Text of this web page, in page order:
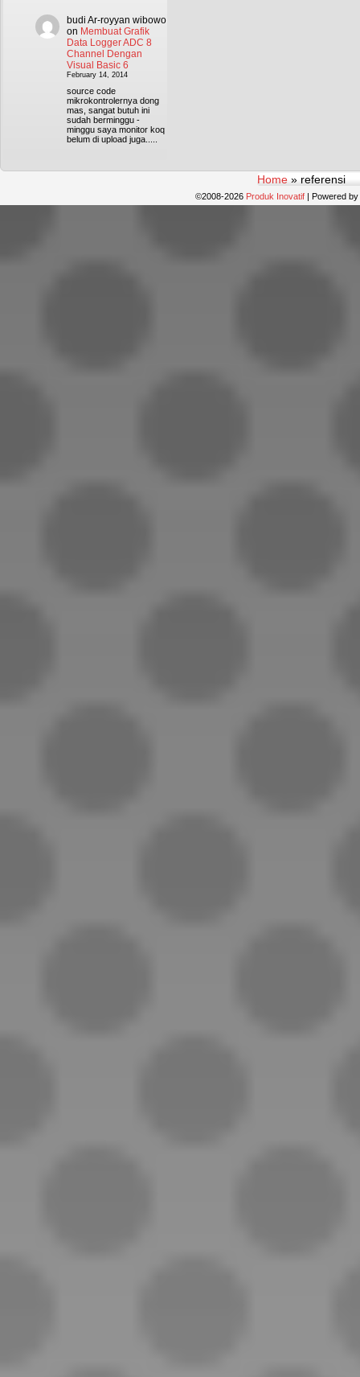
budi Ar-royyan wibowo
on Membuat Grafik
Data Logger ADC 8
Channel Dengan
Visual Basic 6
February 14, 2014
source code
mikrokontrolernya dong
mas, sangat butuh ini
sudah berminggu -
minggu saya monitor koq
belum di upload juga.....
Home» referensi
©2008-2026 Produk Inovatif | Powered by